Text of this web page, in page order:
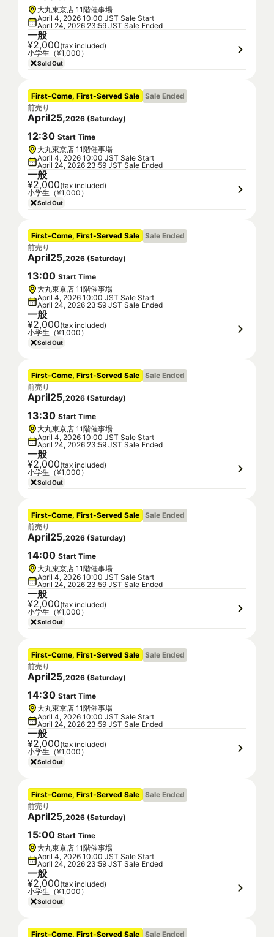
大丸東京店 11階催事場
April 4, 2026 10:00 JST Sale Start
April 24, 2026 23:59 JST Sale Ended
一般
¥2,000(tax included)
小学生（¥1,000）
Sold Out
First-Come, First-Served Sale Sale Ended
前売り
April25,2026 (Saturday)
12:30 Start Time
大丸東京店 11階催事場
April 4, 2026 10:00 JST Sale Start
April 24, 2026 23:59 JST Sale Ended
一般
¥2,000(tax included)
小学生（¥1,000）
Sold Out
First-Come, First-Served Sale Sale Ended
前売り
April25,2026 (Saturday)
13:00 Start Time
大丸東京店 11階催事場
April 4, 2026 10:00 JST Sale Start
April 24, 2026 23:59 JST Sale Ended
一般
¥2,000(tax included)
小学生（¥1,000）
Sold Out
First-Come, First-Served Sale Sale Ended
前売り
April25,2026 (Saturday)
13:30 Start Time
大丸東京店 11階催事場
April 4, 2026 10:00 JST Sale Start
April 24, 2026 23:59 JST Sale Ended
一般
¥2,000(tax included)
小学生（¥1,000）
Sold Out
First-Come, First-Served Sale Sale Ended
前売り
April25,2026 (Saturday)
14:00 Start Time
大丸東京店 11階催事場
April 4, 2026 10:00 JST Sale Start
April 24, 2026 23:59 JST Sale Ended
一般
¥2,000(tax included)
小学生（¥1,000）
Sold Out
First-Come, First-Served Sale Sale Ended
前売り
April25,2026 (Saturday)
14:30 Start Time
大丸東京店 11階催事場
April 4, 2026 10:00 JST Sale Start
April 24, 2026 23:59 JST Sale Ended
一般
¥2,000(tax included)
小学生（¥1,000）
Sold Out
First-Come, First-Served Sale Sale Ended
前売り
April25,2026 (Saturday)
15:00 Start Time
大丸東京店 11階催事場
April 4, 2026 10:00 JST Sale Start
April 24, 2026 23:59 JST Sale Ended
一般
¥2,000(tax included)
小学生（¥1,000）
Sold Out
First-Come, First-Served Sale Sale Ended